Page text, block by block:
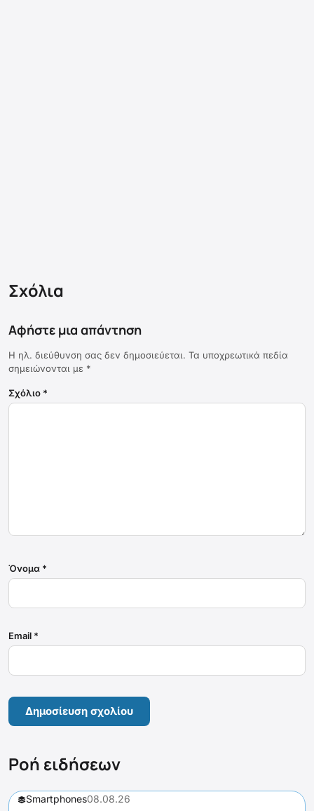
Σχόλια
Αφήστε μια απάντηση
Η ηλ. διεύθυνση σας δεν δημοσιεύεται. Τα υποχρεωτικά πεδία
σημειώνονται με *
Σχόλιο *
Όνομα *
Email *
Ροή ειδήσεων
Smartphones08.08.26